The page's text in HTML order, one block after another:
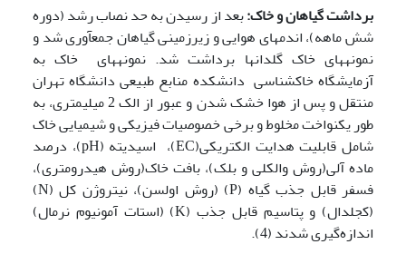
برداشت گیاهان و خاک:بعد از رسیدن به حد نصاب رشد (دوره
شش ماهه)، اندم­های هوایی و زیرزمینی گیاهان جمع­آوری شد و
نمونه­های خاک گلدان­ها برداشت شد. نمونه­های خاک به
آزمایشگاه خاکشناسی دانشکده منابع طبیعی دانشگاه تهران
منتقل و پس از هوا خشک شدن و عبور از الک 2 میلیمتری، به
طور یکنواخت مخلوط و برخی خصوصیات فیزیکی و شیمیایی خاک
شامل قابلیت هدایت الکتریکی(EC)، اسیدیته (pH)، درصد
ماده آلی(روش والکلی و بلک)، بافت خاک(روش هیدرومتری)،
فسفر قابل جذب گیاه (P) (روش اولسن)، نیتروژن کل (N)
(کجلدال) و پتاسیم قابل جذب (K) (استات آمونیوم نرمال)
اندازه‌گیری شدند (4).